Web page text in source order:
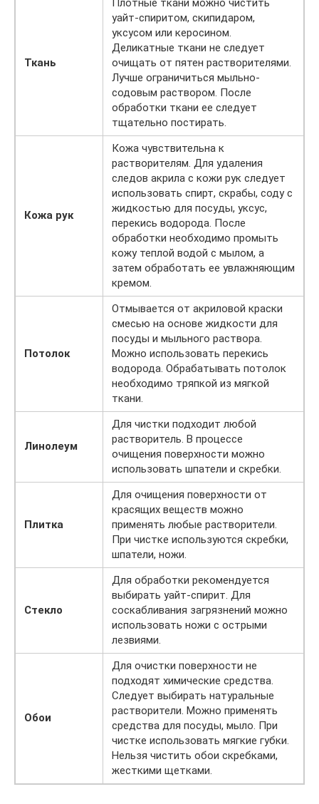
Ткань
Плотные ткани можно чистить
уайт-спиритом, скипидаром,
уксусом или керосином.
Деликатные ткани не следует
очищать от пятен растворителями.
Лучше ограничиться мыльно-
содовым раствором. После
обработки ткани ее следует
тщательно постирать.
Кожа рук
Кожа чувствительна к
растворителям. Для удаления
следов акрила с кожи рук следует
использовать спирт, скрабы, соду с
жидкостью для посуды, уксус,
перекись водорода. После
обработки необходимо промыть
кожу теплой водой с мылом, а
затем обработать ее увлажняющим
кремом.
Потолок
Отмывается от акриловой краски
смесью на основе жидкости для
посуды и мыльного раствора.
Можно использовать перекись
водорода. Обрабатывать потолок
необходимо тряпкой из мягкой
ткани.
Линолеум
Для чистки подходит любой
растворитель. В процессе
очищения поверхности можно
использовать шпатели и скребки.
Плитка
Для очищения поверхности от
красящих веществ можно
применять любые растворители.
При чистке используются скребки,
шпатели, ножи.
Стекло
Для обработки рекомендуется
выбирать уайт-спирит. Для
соскабливания загрязнений можно
использовать ножи с острыми
лезвиями.
Обои
Для очистки поверхности не
подходят химические средства.
Следует выбирать натуральные
растворители. Можно применять
средства для посуды, мыло. При
чистке использовать мягкие губки.
Нельзя чистить обои скребками,
жесткими щетками.